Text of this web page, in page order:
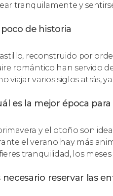
tranquilamente y
de historia
reconstruido por
romántico han servido
viajar varios siglos atrás,
es la mejor época
y el otoño son
el verano hay más
tranquilidad, los
necesario reservar las